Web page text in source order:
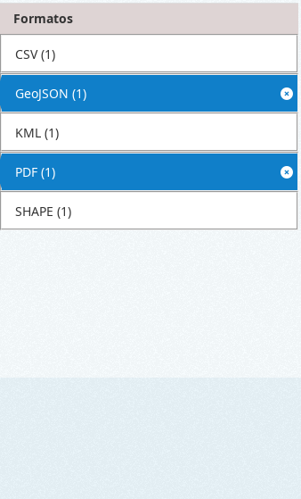
Formatos
CSV (1)
GeoJSON (1)
KML (1)
PDF (1)
SHAPE (1)